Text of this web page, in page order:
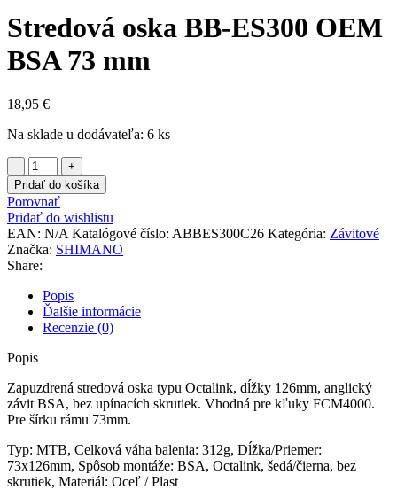
Stredová oska BB-ES300 OEM
BSA 73 mm
18,95 €
Na sklade u dodávateľa: 6 ks
množstvo
Stredová
oska
BB-
ES300
OEM
BSA
73
mm
Pridať do košíka
Porovnať
Pridať do wishlistu
EAN: N/A Katalógové číslo: ABBES300C26 Kategória: Závitové
Značka: SHIMANO
Share:
Popis
Ďalšie informácie
Recenzie (0)
Popis
Zapuzdrená stredová oska typu Octalink, dĺžky 126mm, anglický
závit BSA, bez upínacích skrutiek. Vhodná pre kľuky FCM4000.
Pre šírku rámu 73mm.
Typ: MTB, Celková váha balenia: 312g, Dĺžka/Priemer:
73x126mm, Spôsob montáže: BSA, Octalink, šedá/čierna, bez
skrutiek, Materiál: Oceľ / Plast